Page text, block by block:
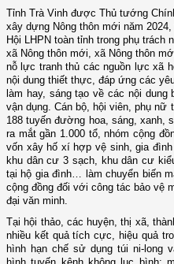
Tỉnh Trà Vinh được Thủ tướng
xây dựng Nông thôn mới năm
Hội LHPN toàn tỉnh trong phụ trách
xã Nông thôn mới, xã Nông thôn
nỗ lực tranh thủ các nguồn lực xã
nội dung thiết thực, đáp ứng các
làm hay, sáng tạo về các nội
vận dụng. Cán bộ, hội viên, phụ nữ
188 tuyến đường hoa, sáng, xanh,
ra mắt gần 1.000 tổ, nhóm cộng
vốn xây hố xí hợp vệ sinh, gia
khu dân cư 3 sạch, khu dân cư
tại hộ gia đình… làm chuyển biến
cộng đồng đối với công tác bảo vệ
đại văn minh.
Tại hội thảo, các huyện, thị xã,
nhiều kết quả tích cực, hiệu quả
hình hạn chế sử dụng túi ni-long